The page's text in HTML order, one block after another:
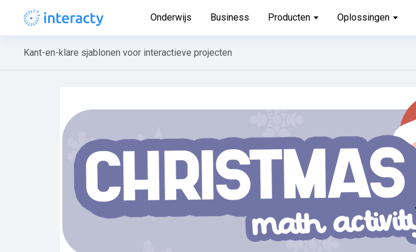
Onderwijs Business Producten Oplossingen
Kant-en-klare sjablonen voor interactieve projecten